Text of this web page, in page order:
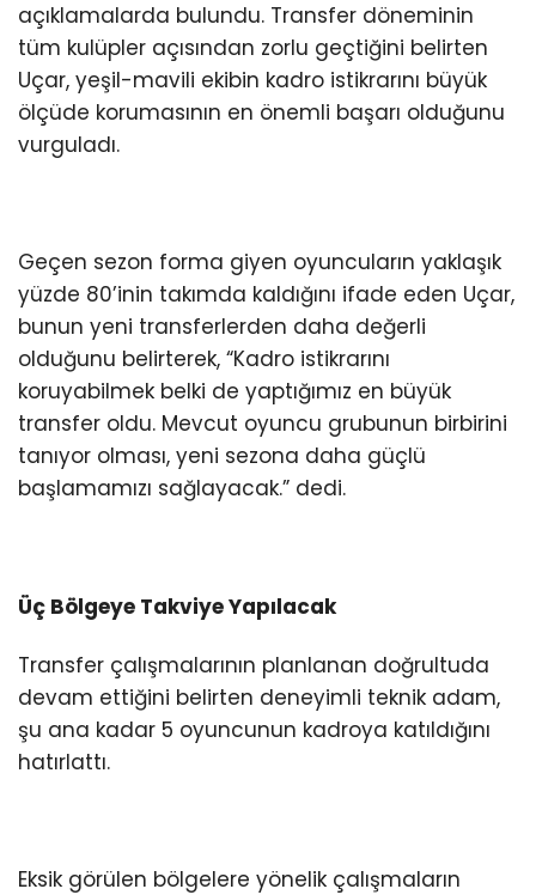
açıklamalarda bulundu. Transfer döneminin
tüm kulüpler açısından zorlu geçtiğini belirten
Uçar, yeşil-mavili ekibin kadro istikrarını büyük
ölçüde korumasının en önemli başarı olduğunu
vurguladı.
Geçen sezon forma giyen oyuncuların yaklaşık
yüzde 80’inin takımda kaldığını ifade eden Uçar,
bunun yeni transferlerden daha değerli
olduğunu belirterek, “Kadro istikrarını
koruyabilmek belki de yaptığımız en büyük
transfer oldu. Mevcut oyuncu grubunun birbirini
tanıyor olması, yeni sezona daha güçlü
başlamamızı sağlayacak.” dedi.
Üç Bölgeye Takviye Yapılacak
Transfer çalışmalarının planlanan doğrultuda
devam ettiğini belirten deneyimli teknik adam,
şu ana kadar 5 oyuncunun kadroya katıldığını
hatırlattı.
Eksik görülen bölgelere yönelik çalışmaların